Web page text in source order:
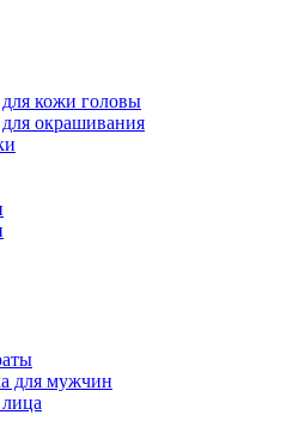
для кожи головы
окрашивания
для мужчин